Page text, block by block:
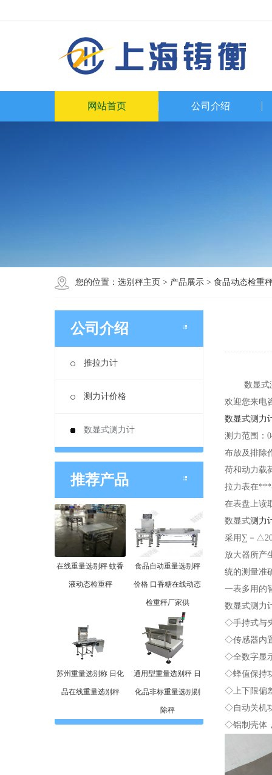
网站首页 公司介绍
您的位置： 选别秤主页 > 产品展示 > 食品动态检重
公司介绍
推拉力计
测力计价格
数显式测力计
推荐产品
在线重量选别秤 蚊香
液动态检重秤
食品自动重量选别秤
价格 口香糖在线动态
检重秤厂家供
苏州重量选别称 日化
品在线重量选别秤
通用型重量选别秤 日
化品非标重量选别剔
除秤
数显式测
欢迎您来电
数显式测力
测力范围：
布放及排除
荷和动力载
拉力表在***
在表盘上读
数显式测力
采用∑－
放大器所产
统的测量准
一表多用的
数显式测力
◇手持式与
◇传感器内
◇全数字显
◇蜂值保持
◇上下限偏
◇自动关机
◇铝制壳体